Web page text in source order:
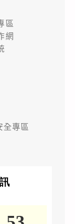
區
網
全專區